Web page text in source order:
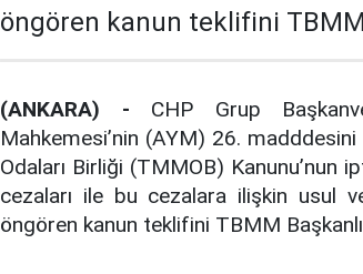
öngören kanun teklifini TBMM
(ANKARA) - CHP Grup
Mahkemesi’nin (AYM) 26.
Odaları Birliği (TMMOB) Kanunu’nun
cezaları ile bu cezalara ilişkin usul
öngören kanun teklifini TBMM